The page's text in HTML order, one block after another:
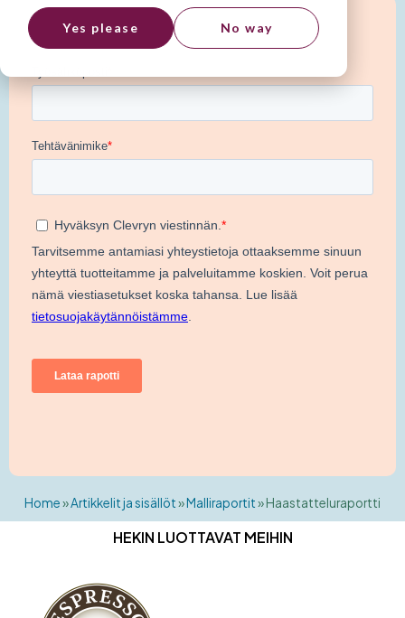
Yes please No way
Home»Artikkelit ja sisällöt»Malliraportit»Haastatteluraportti
HEKIN LUOTTAVAT MEIHIN